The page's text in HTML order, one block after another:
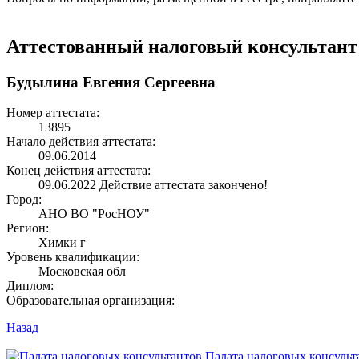
Аттестованный налоговый консультант
Будылина Евгения Сергеевна
Номер аттестата:
13895
Начало действия аттестата:
09.06.2014
Конец действия аттестата:
09.06.2022 Действие аттестата закончено!
Город:
АНО ВО "РосНОУ"
Регион:
Химки г
Уровень квалификации:
Московская обл
Диплом:
Образовательная организация:
Назад